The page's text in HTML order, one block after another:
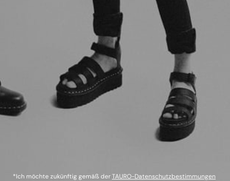
*Ich möchte zukünftig gemäß derTAURO-Datenschutzbestimmungen